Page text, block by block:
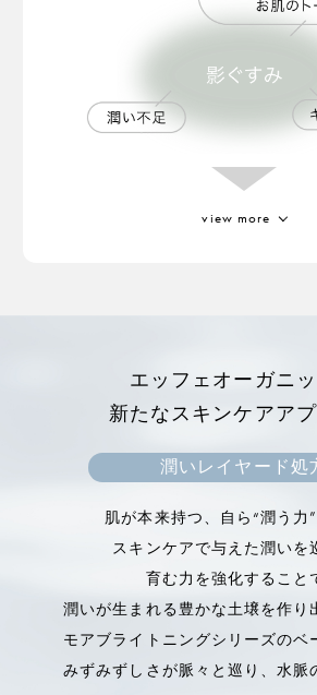
厳しい環境下で降り注ぐ「デュナ
ジジフススピラクリスチ
アフリカの砂漠に生息する
高い保湿力で肌の水分量をアップ
キメを整えて、肌をなめらか
view more
エッフェオーガニ
新たなスキンケアア
潤いレイヤード処
肌が本来持つ、自ら“潤う力”
スキンケアで与えた潤いを
育む力を強化すること
潤いが生まれる豊かな土壌を作り
モアブライトニングシリーズのベ
みずみずしさが脈々と巡り、水脈